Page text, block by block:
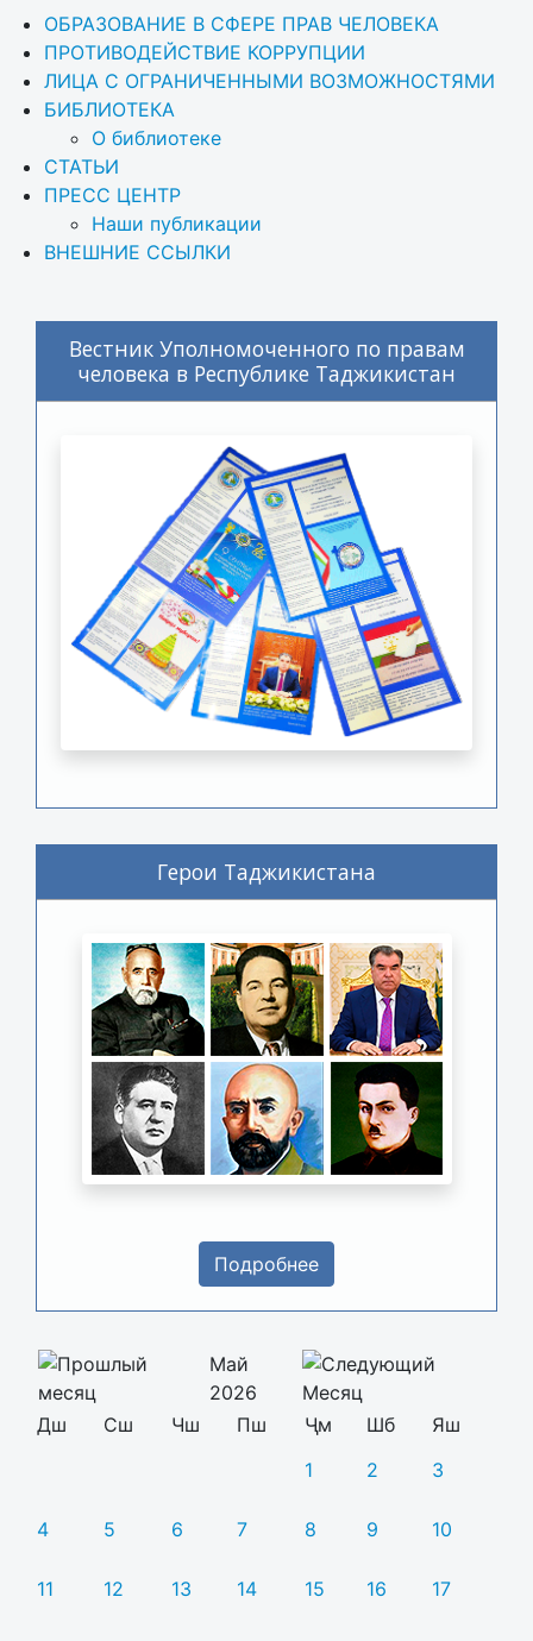
ОБРАЗОВАНИЕ В СФЕРЕ ПРАВ ЧЕЛОВЕКА
ПРОТИВОДЕЙСТВИЕ КОРРУПЦИИ
ЛИЦА С ОГРАНИЧЕННЫМИ ВОЗМОЖНОСТЯМИ
БИБЛИОТЕКА
О библиотеке
СТАТЬИ
ПРЕСС ЦЕНТР
Наши публикации
ВНЕШНИЕ ССЫЛКИ
Вестник Уполномоченного по правам
человека в Республике Таджикистан
Герои Таджикистана
Подробнее
Май
2026
Дш
Сш Чш Пш Ҷм Шб
Яш
1
2 3
4 5 6 7 8 9 10
11 12 13 14 15 16 17